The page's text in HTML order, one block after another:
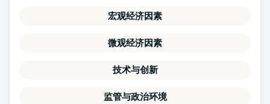
宏观经济因素
微观经济因素
技术与创新
监管与政治环境